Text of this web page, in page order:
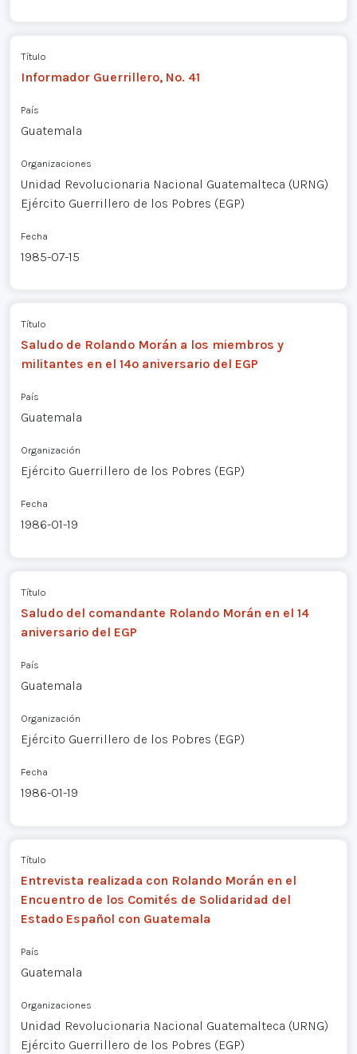
Título
Informador Guerrillero, No. 41
País
Guatemala
Organizaciones
Unidad Revolucionaria Nacional Guatemalteca (URNG)
Ejército Guerrillero de los Pobres (EGP)
Fecha
1985-07-15
Título
Saludo de Rolando Morán a los miembros y
militantes en el 14º aniversario del EGP
País
Guatemala
Organización
Ejército Guerrillero de los Pobres (EGP)
Fecha
1986-01-19
Título
Saludo del comandante Rolando Morán en el 14
aniversario del EGP
País
Guatemala
Organización
Ejército Guerrillero de los Pobres (EGP)
Fecha
1986-01-19
Título
Entrevista realizada con Rolando Morán en el
Encuentro de los Comités de Solidaridad del
Estado Español con Guatemala
País
Guatemala
Organizaciones
Unidad Revolucionaria Nacional Guatemalteca (URNG)
Ejército Guerrillero de los Pobres (EGP)